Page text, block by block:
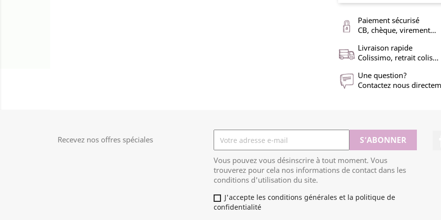
Paiement sécurisé
CB, chèque, virement...
Livraison rapide
Colissimo, retrait colis...
Une question?
Contactez nous
Recevez nos offres spéciales
Vous pouvez vous désinscrire à tout moment. Vous
trouverez pour cela nos informations de contact dans les
conditions d'utilisation du site.
J'accepte les conditions générales et la politique de
confidentialité